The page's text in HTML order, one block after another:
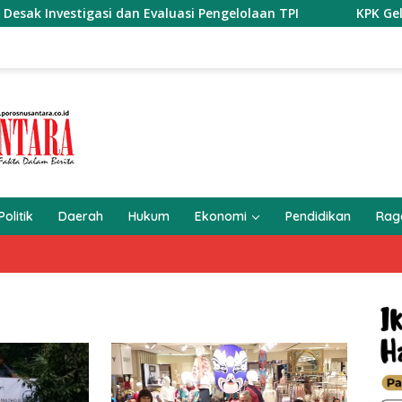
Evaluasi Pengelolaan TPI KPK Geledah Kantor
Daerah Hukum Ekonomi Pendidikan